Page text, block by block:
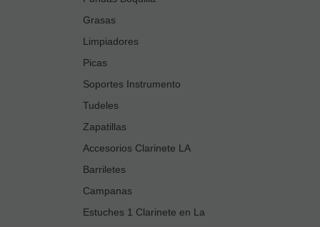
Grasas
Limpiadores
Picas
Soportes Instrumento
Tudeles
Zapatillas
Accesorios Clarinete LA
Barriletes
Campanas
Estuches 1 Clarinete en La